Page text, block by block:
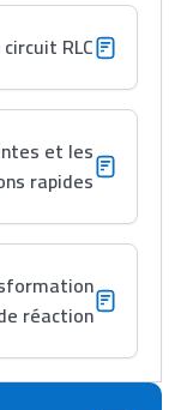
RLC
et les
rapides
réaction